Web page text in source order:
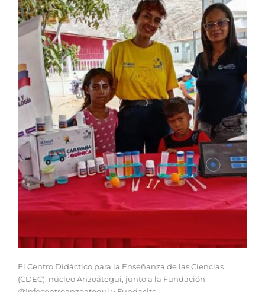
‎‎El Centro Didáctico para la Enseñanza de las Ciencias
(CDEC), núcleo Anzoátegui, junto a la Fundación